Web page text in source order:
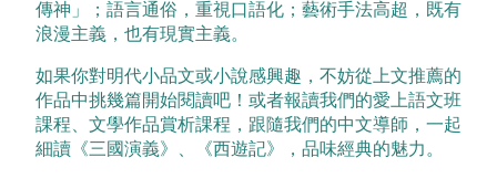
傳神」；語言通俗，重視口語化；藝術手法高超，既有
浪漫主義，也有現實主義。
如果你對明代小品文或小說感興趣，不妨從上文推薦的
作品中挑幾篇開始閱讀吧！或者報讀我們的愛上語文班
課程、文學作品賞析課程，跟隨我們的中文導師，一起
細讀《三國演義》、《西遊記》，品味經典的魅力。